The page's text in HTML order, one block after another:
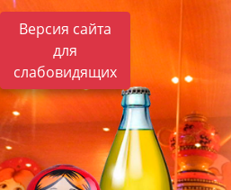
Версия сайта
для
слабовидящих